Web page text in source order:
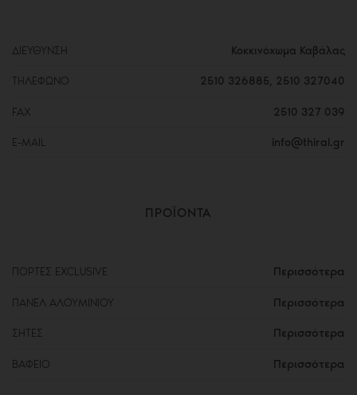
ΔΙΕΥΘΥΝΣΗ Κοκκινόχωμα Καβάλας
ΤΗΛΕΦΩΝΟ 2510 326885, 2510 327040
FAX 2510 327 039
E-MAIL info@thiral.gr
ΠΡΟΪΟΝΤΑ
ΠΟΡΤΕΣ EXCLUSIVE Περισσότερα
ΠΑΝΕΛ ΑΛΟΥΜΙΝΙΟΥ Περισσότερα
ΣΗΤΕΣ Περισσότερα
ΒΑΦΕΙΟ Περισσότερα